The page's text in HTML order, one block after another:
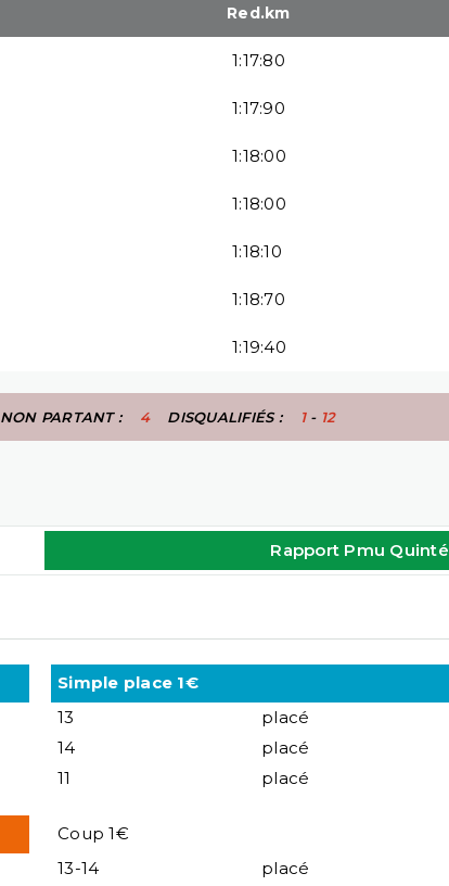
Red.km
1:17:80
1:17:90
1:18:00
1:18:00
1:18:10
1:18:70
1:19:40
NON PARTANT : 4 DISQUALIFIÉS : 1- 12
Rapport Pmu Quinté
Simple place 1€
13
placé
14
placé
11
placé
Coup 1€
13-14
placé